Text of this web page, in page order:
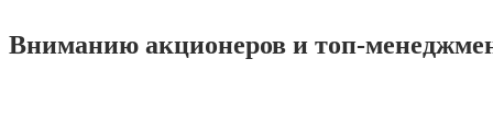
Вниманию акционеров и топ-